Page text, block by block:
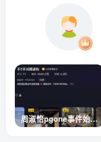
周淑怡pgone事件始末，周淑怡现状